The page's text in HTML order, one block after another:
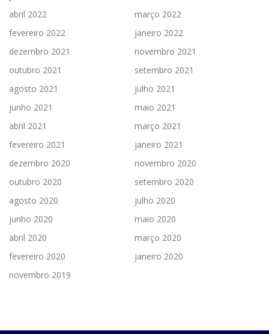
abril 2022
março 2022
fevereiro 2022
janeiro 2022
dezembro 2021
novembro 2021
outubro 2021
setembro 2021
agosto 2021
julho 2021
junho 2021
maio 2021
abril 2021
março 2021
fevereiro 2021
janeiro 2021
dezembro 2020
novembro 2020
outubro 2020
setembro 2020
agosto 2020
julho 2020
junho 2020
maio 2020
abril 2020
março 2020
fevereiro 2020
janeiro 2020
novembro 2019